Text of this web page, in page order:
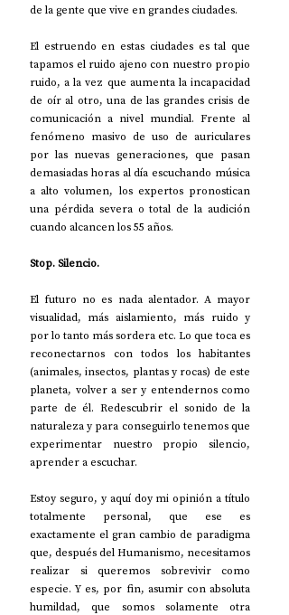
de la gente que vive en grandes ciudades.
El estruendo en estas ciudades es tal que
tapamos el ruido ajeno con nuestro propio
ruido, a la vez que aumenta la incapacidad
de oír al otro, una de las grandes crisis de
comunicación a nivel mundial. Frente al
fenómeno masivo de uso de auriculares
por las nuevas generaciones, que pasan
demasiadas horas al día escuchando música
a alto volumen, los expertos pronostican
una pérdida severa o total de la audición
cuando alcancen los 55 años.
Stop. Silencio.
El futuro no es nada alentador. A mayor
visualidad, más aislamiento, más ruido y
por lo tanto más sordera etc. Lo que toca es
reconectarnos con todos los habitantes
(animales, insectos, plantas y rocas) de este
planeta, volver a ser y entendernos como
parte de él. Redescubrir el sonido de la
naturaleza y para conseguirlo tenemos que
experimentar nuestro propio silencio,
aprender a escuchar.
Estoy seguro, y aquí doy mi opinión a título
totalmente personal, que ese es
exactamente el gran cambio de paradigma
que, después del Humanismo, necesitamos
realizar si queremos sobrevivir como
especie. Y es, por fin, asumir con absoluta
humildad, que somos solamente otra